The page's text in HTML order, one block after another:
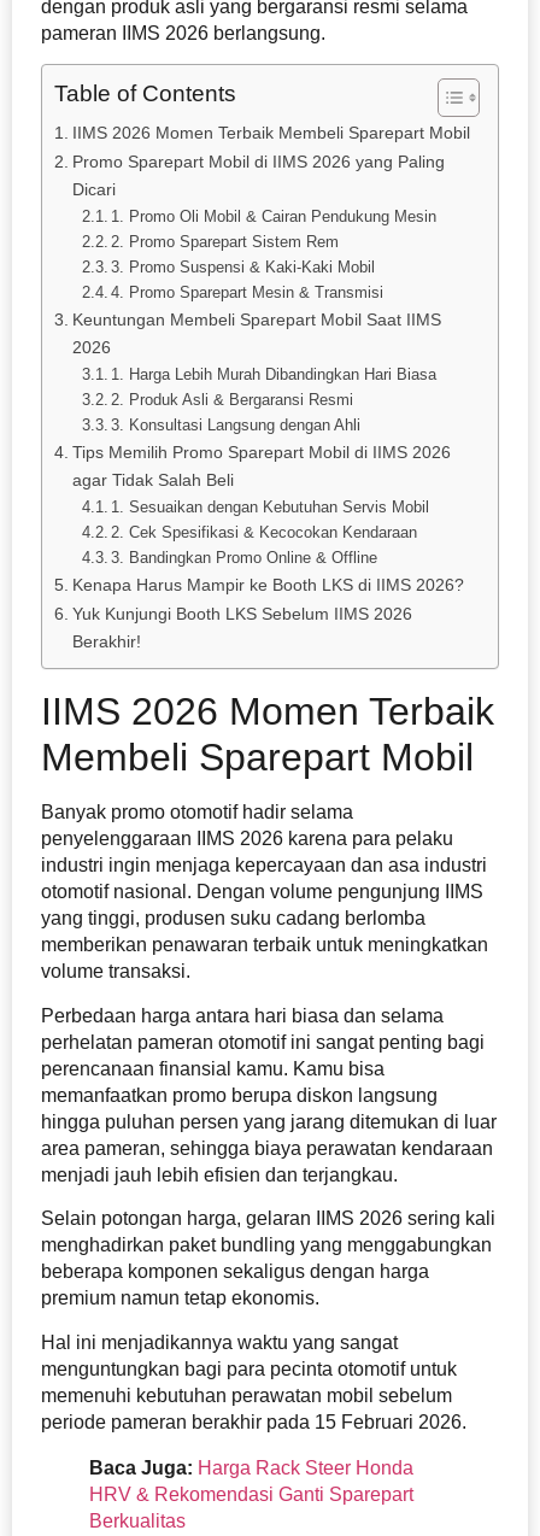
dengan produk asli yang bergaransi resmi selama
pameran IIMS 2026 berlangsung.
Table of Contents
IIMS 2026 Momen Terbaik Membeli Sparepart Mobil
Promo Sparepart Mobil di IIMS 2026 yang Paling
Dicari
1. Promo Oli Mobil & Cairan Pendukung Mesin
2. Promo Sparepart Sistem Rem
3. Promo Suspensi & Kaki-Kaki Mobil
4. Promo Sparepart Mesin & Transmisi
Keuntungan Membeli Sparepart Mobil Saat IIMS
2026
1. Harga Lebih Murah Dibandingkan Hari Biasa
2. Produk Asli & Bergaransi Resmi
3. Konsultasi Langsung dengan Ahli
Tips Memilih Promo Sparepart Mobil di IIMS 2026
agar Tidak Salah Beli
1. Sesuaikan dengan Kebutuhan Servis Mobil
2. Cek Spesifikasi & Kecocokan Kendaraan
3. Bandingkan Promo Online & Offline
Kenapa Harus Mampir ke Booth LKS di IIMS 2026?
Yuk Kunjungi Booth LKS Sebelum IIMS 2026
Berakhir!
IIMS 2026 Momen Terbaik
Membeli Sparepart Mobil
Banyak promo otomotif hadir selama
penyelenggaraan IIMS 2026 karena para pelaku
industri ingin menjaga kepercayaan dan asa industri
otomotif nasional. Dengan volume pengunjung IIMS
yang tinggi, produsen suku cadang berlomba
memberikan penawaran terbaik untuk meningkatkan
volume transaksi.
Perbedaan harga antara hari biasa dan selama
perhelatan pameran otomotif ini sangat penting bagi
perencanaan finansial kamu. Kamu bisa
memanfaatkan promo berupa diskon langsung
hingga puluhan persen yang jarang ditemukan di luar
area pameran, sehingga biaya perawatan kendaraan
menjadi jauh lebih efisien dan terjangkau.
Selain potongan harga, gelaran IIMS 2026 sering kali
menghadirkan paket bundling yang menggabungkan
beberapa komponen sekaligus dengan harga
premium namun tetap ekonomis.
Hal ini menjadikannya waktu yang sangat
menguntungkan bagi para pecinta otomotif untuk
memenuhi kebutuhan perawatan mobil sebelum
periode pameran berakhir pada 15 Februari 2026.
Baca Juga: Harga Rack Steer Honda
HRV & Rekomendasi Ganti Sparepart
Berkualitas